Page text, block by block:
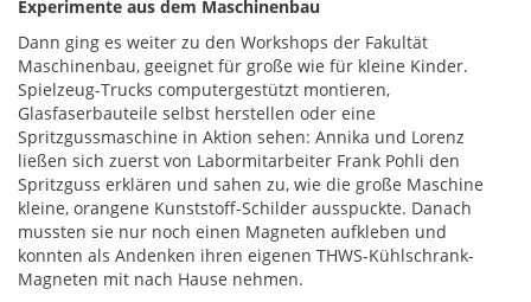
Experimente aus dem Maschinenbau
Dann ging es weiter zu den Workshops der Fakultät
Maschinenbau, geeignet für große wie für kleine Kinder.
Spielzeug-Trucks computergestützt montieren,
Glasfaserbauteile selbst herstellen oder eine
Spritzgussmaschine in Aktion sehen: Annika und Lorenz
ließen sich zuerst von Labormitarbeiter Frank Pohli den
Spritzguss erklären und sahen zu, wie die große Maschine
kleine, orangene Kunststoff-Schilder ausspuckte. Danach
mussten sie nur noch einen Magneten aufkleben und
konnten als Andenken ihren eigenen THWS-Kühlschrank-
Magneten mit nach Hause nehmen.